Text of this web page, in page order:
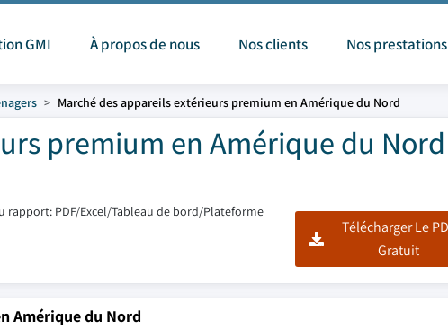
GMI À propos de nous Nos clients Nos prestations
Marché des appareils extérieurs premium en Amérique du Nord
premium en Amérique du Nord
rapport: PDF/Excel/Tableau de bord/Plateforme
Télécharger Le
Gratuit
Amérique du Nord